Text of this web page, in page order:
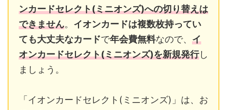
ンカードセレクト(ミニオンズ)への切り替えは
できません。 イオンカードは複数枚持ってい
ても大丈夫なカードで年会費無料なので、 イ
オンカードセレクト(ミニオンズ)を新規発行し
ましょう。
「イオンカードセレクト(ミニオンズ)」は、お